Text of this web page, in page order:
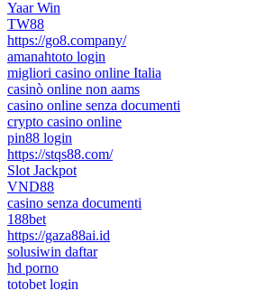
Yaar Win
TW88
https://go8.company/
amanahtoto login
migliori casino online Italia
casinò online non aams
casino online senza documenti
crypto casino online
pin88 login
https://stqs88.com/
Slot Jackpot
VND88
casino senza documenti
188bet
https://gaza88ai.id
solusiwin daftar
hd porno
totobet login